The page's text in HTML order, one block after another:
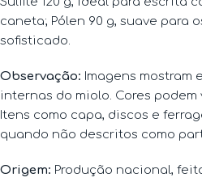
caneta; Pólen 90 g, suave para
sofisticado.
Observação: Imagens mostram
internas do miolo. Cores
Itens como capa, discos e
quando não descritos como
Origem: Produção nacional,